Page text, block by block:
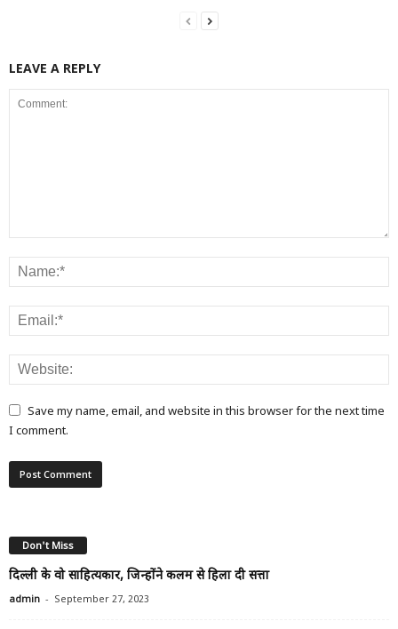
LEAVE A REPLY
Save my name, email, and website in this browser for the next time
I comment.
Don't Miss
दिल्ली के वो साहित्यकार, जिन्होंने कलम से हिला दी सत्ता
admin - September 27, 2023